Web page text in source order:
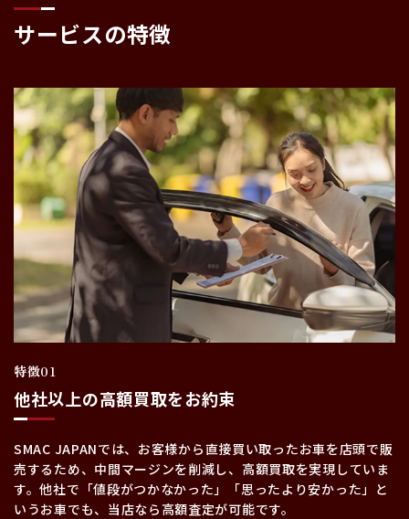
サービスの特徴
特徴01
他社以上の高額買取をお約束
SMAC JAPANでは、お客様から直接買い取ったお車を店頭で販
売するため、中間マージンを削減し、高額買取を実現していま
す。他社で「値段がつかなかった」「思ったより安かった」と
いうお車でも、当店なら高額査定が可能です。